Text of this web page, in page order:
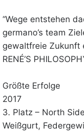
“Wege entstehen
germano’s team
gewaltfreie Zukunft
RENÉ’S
Größte Erfolge
2017
3. Platz – North
Weißgurt,